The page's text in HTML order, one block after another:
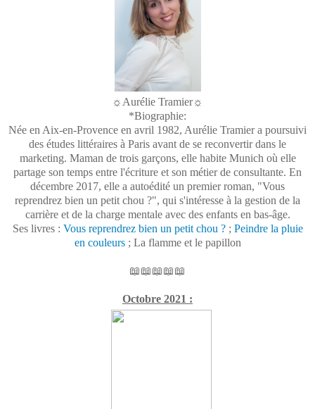
☼Aurélie Tramier☼
*Biographie:
Née en Aix-en-Provence en avril 1982, Aurélie Tramier a poursuivi
des études littéraires à Paris avant de se reconvertir dans le
marketing. Maman de trois garçons, elle habite Munich où elle
partage son temps entre l'écriture et son métier de consultante. En
décembre 2017, elle a autoédité un premier roman, "Vous
reprendrez bien un petit chou ?", qui s'intéresse à la gestion de la
carrière et de la charge mentale avec des enfants en bas-âge.
Ses livres : Vous reprendrez bien un petit chou ?; Peindre la pluie
en couleurs; La flamme et le papillon
📖📖📖📖📖
Octobre 2021 :